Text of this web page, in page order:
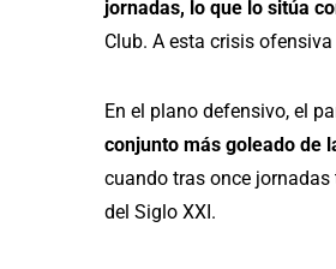
jornadas, lo que lo sitúa
Club. A esta crisis
En el plano defensivo, el
conjunto más goleado de
cuando tras once
del Siglo XXI.